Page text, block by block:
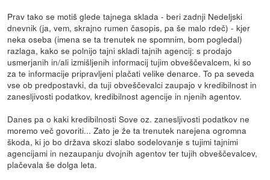
Prav tako se motiš glede tajnega sklada - beri zadnji Nedeljski
dnevnik (ja, vem, skrajno rumen časopis, pa še malo rdeč) - kjer
neka oseba (imena se ta trenutek ne spomnim, bom pogledal)
razlaga, kako se polnijo tajni skladi tajnih agencij: s prodajo
usmerjanih in/ali izmišljenih informacij tujim obveščevalcem, ki so
za te informacije pripravljeni plačati velike denarce. To pa seveda
vse ob predpostavki, da tuji obveščevalci zaupajo v kredibilnost in
zanesljivosti podatkov, kredibilnost agencije in njenih agentov.
Danes pa o kaki kredibilnosti Sove oz. zanesljivosti podatkov ne
moremo več govoriti... Zato je že ta trenutek narejena ogromna
škoda, ki jo bo država skozi slabo sodelovanje s tujimi tajnimi
agencijami in nezaupanju dvojnih agentov ter tujih obveščevalcev,
plačevala še dolga leta.